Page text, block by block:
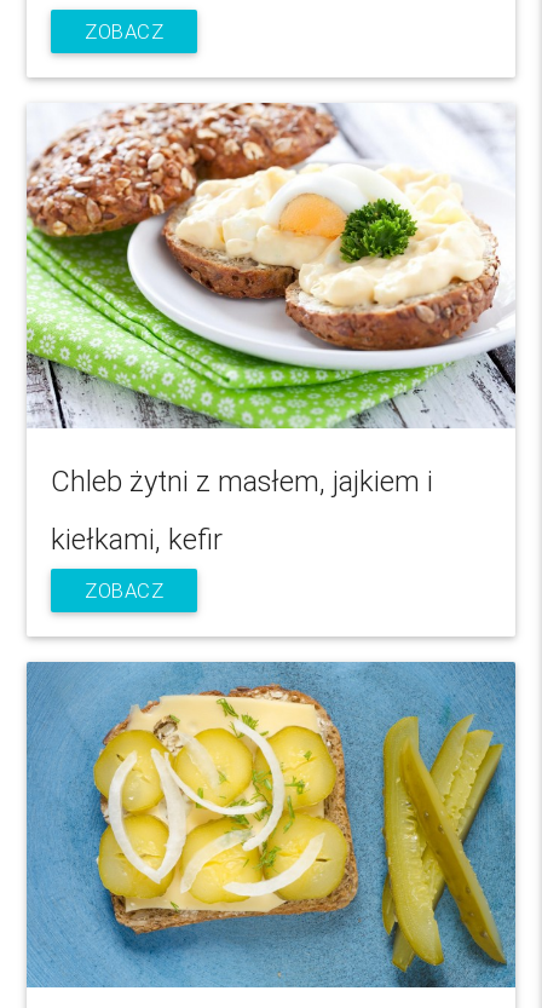
ZOBACZ
Chleb żytni z masłem, jajkiem i
kiełkami, kefir
ZOBACZ